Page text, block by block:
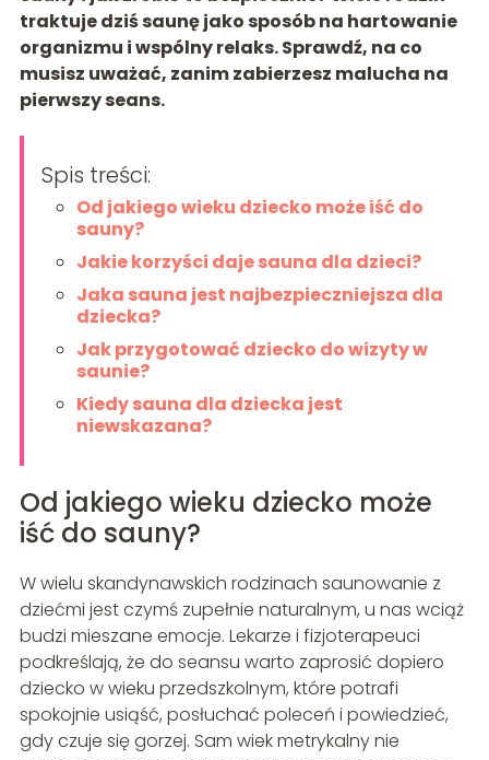
traktuje dziś saunę jako sposób na hartowanie
organizmu i wspólny relaks. Sprawdź, na co
musisz uważać, zanim zabierzesz malucha na
pierwszy seans.
Spis treści:
Od jakiego wieku dziecko może iść do
sauny?
Jakie korzyści daje sauna dla dzieci?
Jaka sauna jest najbezpieczniejsza dla
dziecka?
Jak przygotować dziecko do wizyty w
saunie?
Kiedy sauna dla dziecka jest
niewskazana?
Od jakiego wieku dziecko może
iść do sauny?
W wielu skandynawskich rodzinach saunowanie z
dziećmi jest czymś zupełnie naturalnym, u nas wciąż
budzi mieszane emocje. Lekarze i fizjoterapeuci
podkreślają, że do seansu warto zaprosić dopiero
dziecko w wieku przedszkolnym, które potrafi
spokojnie usiąść, posłuchać poleceń i powiedzieć,
gdy czuje się gorzej. Sam wiek metrykalny nie